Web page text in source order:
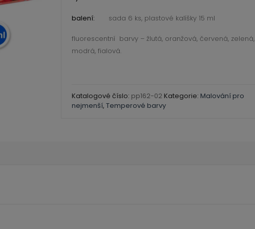
6
ks
množství
balení: sada 6 ks, plastové kalíšky 15 ml
fluorescentní barvy – žlutá, oranžová, červená, zelená,
modrá, fialová.
Katalogové číslo: pp162-02 Kategorie: Malování pro
nejmenší, Temperové barvy